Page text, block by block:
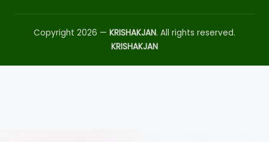
Copyright 2026 — KRISHAKJAN. All rights reserved.
KRISHAKJAN